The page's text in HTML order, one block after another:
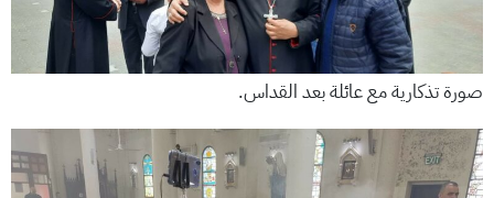
صورة تذكارية مع عائلة بعد القداس.